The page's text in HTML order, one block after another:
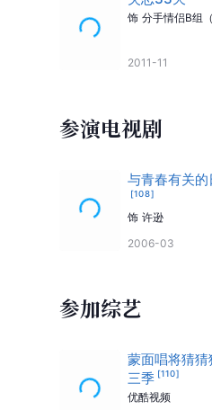
饰 分手情侣B组
2011-11
参演电视剧
与青春有关的
[108]
饰 许逊
2006-03
参加综艺
蒙面唱将猜猜
三季 [110]
优酷视频